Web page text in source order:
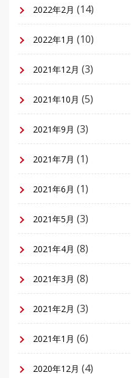
2022年2月 (14)
2022年1月 (10)
2021年12月 (3)
2021年10月 (5)
2021年9月 (3)
2021年7月 (1)
2021年6月 (1)
2021年5月 (3)
2021年4月 (8)
2021年3月 (8)
2021年2月 (3)
2021年1月 (6)
2020年12月 (4)